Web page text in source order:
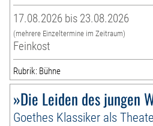
17.08.2026 bis 23.08.2026
(mehrere Einzeltermine im Zeitraum)
Feinkost
Rubrik: Bühne
»Die Leiden des jungen
Goethes Klassiker als